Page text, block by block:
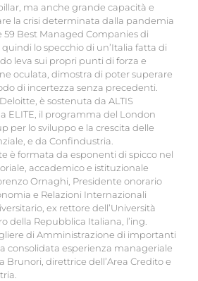
ma anche grande capacità e
la crisi determinata dalla pandemia
59 Best Managed Companies di
lo specchio di un’Italia fatta di
leva sui propri punti di forza e
oculata, dimostra di poter superare
di incertezza senza precedenti.
è sostenuta da ALTIS
ELITE, il programma del London
per lo sviluppo e la crescita delle
e da Confindustria.
è formata da esponenti di spicco nel
accademico e istituzionale
Ornaghi, Presidente onorario
e Relazioni Internazionali
ex rettore dell’Università
della Repubblica Italiana, l’ing.
di Amministrazione di importanti
consolidata esperienza manageriale
Brunori, direttrice dell’Area Credito e